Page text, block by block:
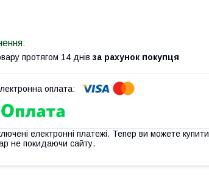
протягом 14 днів за рахунок покупця
електронні платежі. Тепер ви можете купити
не покидаючи сайту.